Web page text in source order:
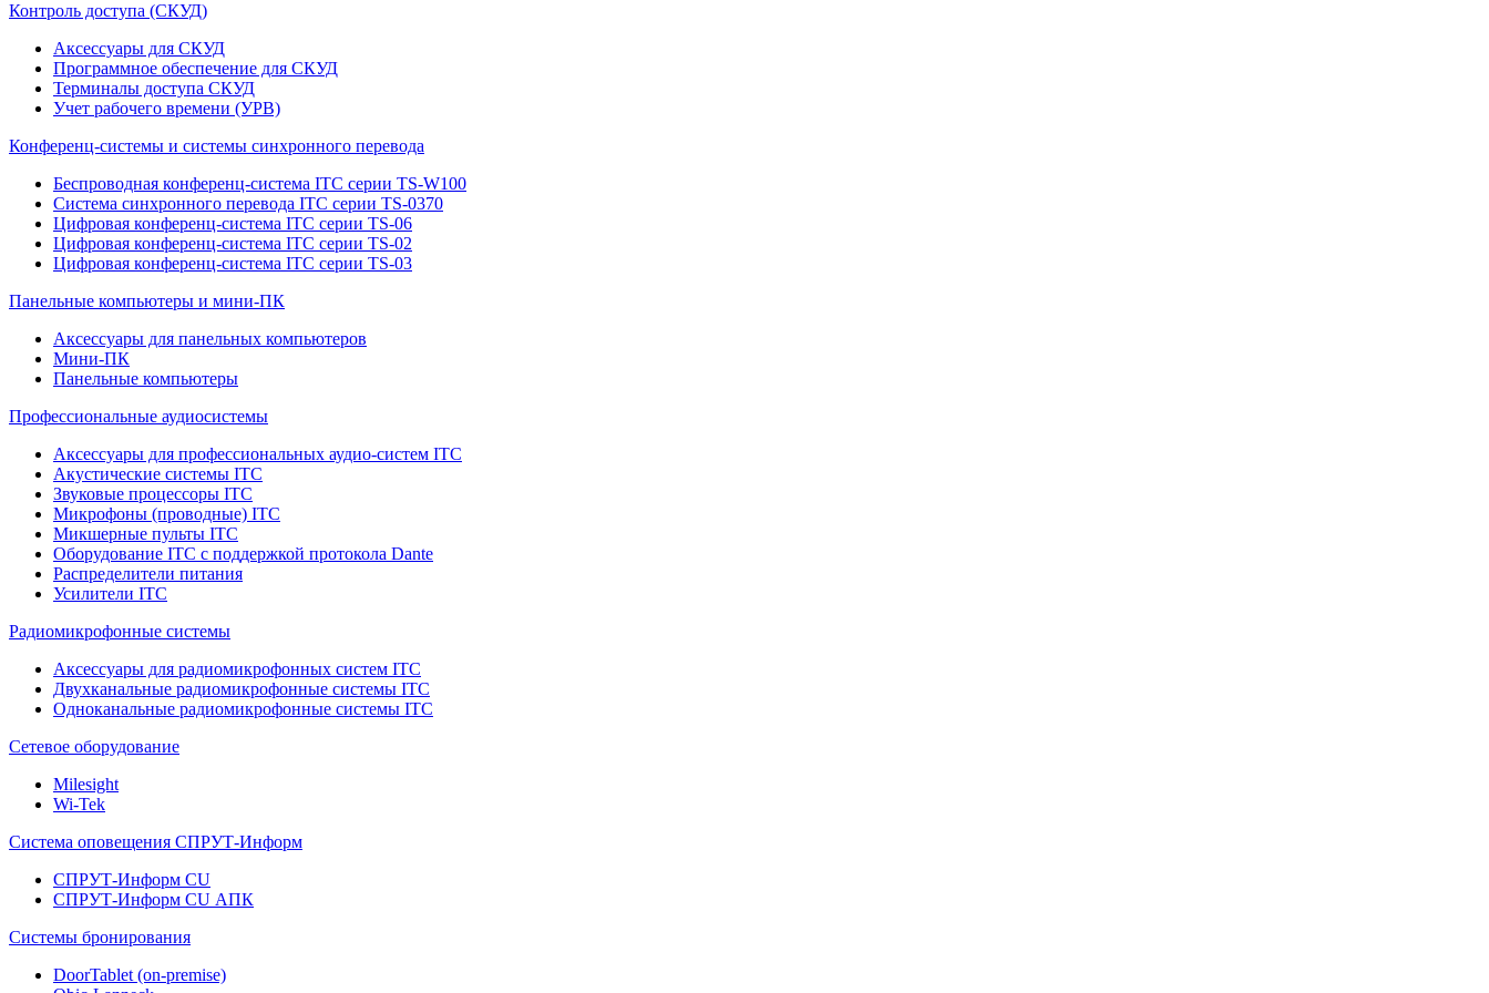
Контроль доступа (СКУД)
Аксессуары для СКУД
Программное обеспечение для СКУД
Терминалы доступа СКУД
Учет рабочего времени (УРВ)
Конференц-системы и системы синхронного перевода
Беспроводная конференц-система ITC серии TS-W100
Система синхронного перевода ITC серии TS-0370
Цифровая конференц-система ITC серии TS-06
Цифровая конференц-система ITC серии TS-02
Цифровая конференц-система ITC серии TS-03
Панельные компьютеры и мини-ПК
Аксессуары для панельных компьютеров
Мини-ПК
Панельные компьютеры
Профессиональные аудиосистемы
Аксессуары для профессиональных аудио-систем ITC
Акустические системы ITC
Звуковые процессоры ITC
Микрофоны (проводные) ITC
Микшерные пульты ITC
Оборудование ITC с поддержкой протокола Dante
Распределители питания
Усилители ITC
Радиомикрофонные системы
Аксессуары для радиомикрофонных систем ITC
Двухканальные радиомикрофонные системы ITC
Одноканальные радиомикрофонные системы ITC
Сетевое оборудование
Milesight
Wi-Tek
Система оповещения СПРУТ-Информ
СПРУТ-Информ CU
СПРУТ-Информ CU АПК
Системы бронирования
DoorTablet (on-premise)